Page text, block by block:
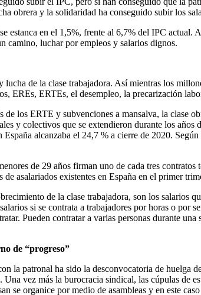
obrera y la solidaridad ha conseguido subir los
estanca en el 1,5%, frente al 6,7% del IPC
camino, luchar por empleos y salarios dignos.
de la clase trabajadora. Así mientras los
EREs, ERTEs, el desempleo, la precarización
de los ERTE y subvenciones a mansalva, la clase
y colectivos que se extendieron durante los
alcanzaba el 24,7 % a cierre de 2020.
de 29 años firman uno de cada tres
asalariados existentes en España en el primer
de la clase trabajadora, son los salarios
si se contrata a trabajadores por horas o
Pueden contratar a varias personas durante
de “progreso”
la patronal ha sido la desconvocatoria de huelga
vez más la burocracia sindical, las cúpulas de
se organice por medio de asambleas y en este